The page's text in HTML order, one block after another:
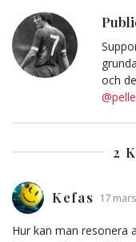
och
2
Kefas 17 mars
Hur kan man resonera